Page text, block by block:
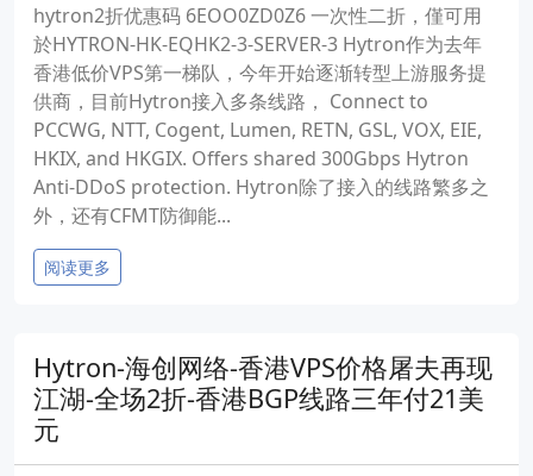
hytron2折优惠码 6EOO0ZD0Z6 一次性二折，僅可用
於HYTRON-HK-EQHK2-3-SERVER-3 Hytron作为去年
香港低价VPS第一梯队，今年开始逐渐转型上游服务提
供商，目前Hytron接入多条线路， Connect to
PCCWG, NTT, Cogent, Lumen, RETN, GSL, VOX, EIE,
HKIX, and HKGIX. Offers shared 300Gbps Hytron
Anti-DDoS protection. Hytron除了接入的线路繁多之
外，还有CFMT防御能...
阅读更多
Hytron-海创网络-香港VPS价格屠夫再现
江湖-全场2折-香港BGP线路三年付21美
元